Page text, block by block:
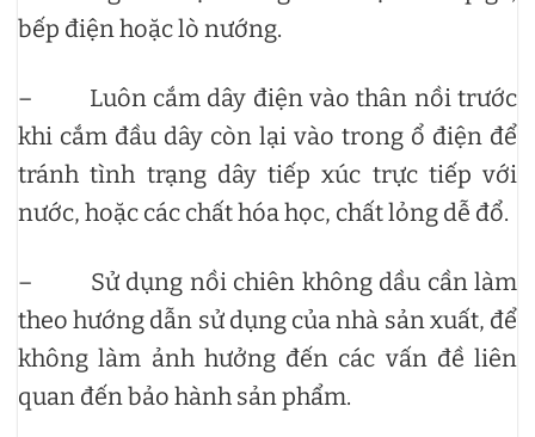
bếp điện hoặc lò nướng.
– Luôn cắm dây điện vào thân nồi trước
khi cắm đầu dây còn lại vào trong ổ điện để
tránh tình trạng dây tiếp xúc trực tiếp với
nước, hoặc các chất hóa học, chất lỏng dễ đổ.
– Sử dụng nồi chiên không dầu cần làm
theo hướng dẫn sử dụng của nhà sản xuất, để
không làm ảnh hưởng đến các vấn đề liên
quan đến bảo hành sản phẩm.